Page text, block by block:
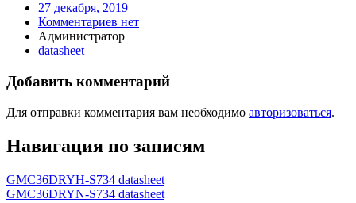
27 декабря, 2019
Комментариев нет
Администратор
datasheet
Добавить комментарий
Для отправки комментария вам необходимо авторизоваться.
Навигация по записям
GMC36DRYH-S734 datasheet
GMC36DRYN-S734 datasheet